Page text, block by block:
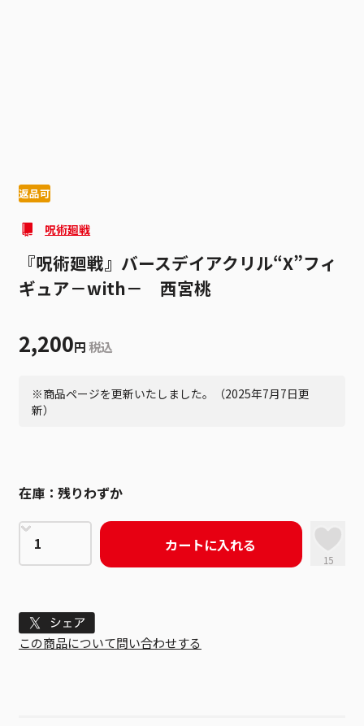
返品可
呪術廻戦
『呪術廻戦』バースデイアクリル“X”フィ
ギュア－with－ 西宮桃
2,200円 税込
※商品ページを更新いたしました。（2025年7月7日更
新）
在庫： 残りわずか
カートに入れる
15
Tweet
この商品について問い合わせする